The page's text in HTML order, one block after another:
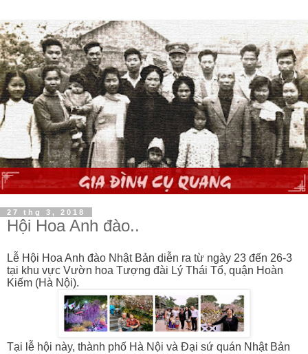
27 thg 3, 2018
Hội Hoa Anh đào..
Lễ Hội Hoa Anh đào Nhật Bản diễn ra từ ngày 23 đến 26-3
tại khu vực Vườn hoa Tượng đài Lý Thái Tổ, quận Hoàn
Kiếm (Hà Nội).
Tại lễ hội này, thành phố Hà Nội và Đại sứ quán Nhật Bản